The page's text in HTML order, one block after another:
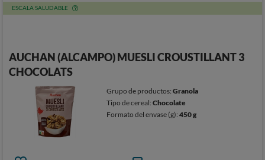
ESCALA SALUDABLE
AUCHAN (ALCAMPO) MUESLI CROUSTILLANT 3
CHOCOLATS
Grupo de productos:Granola
Tipo de cereal:Chocolate
Formato del envase (g):450 g